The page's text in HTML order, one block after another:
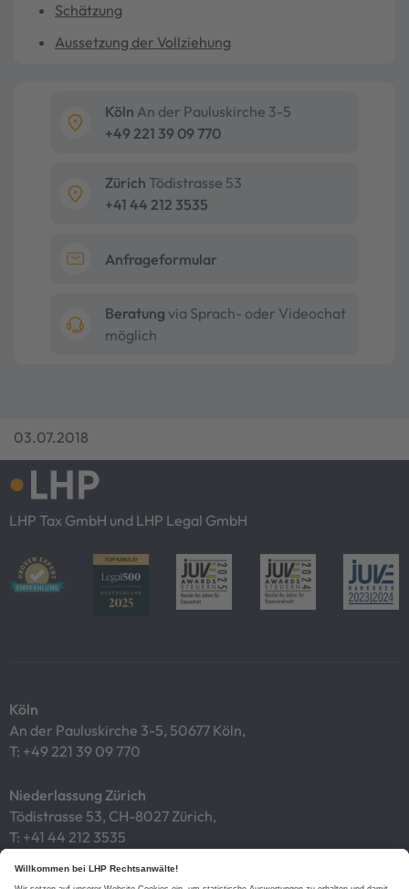
Schätzung
Aussetzung der Vollziehung
Köln An der Pauluskirche 3-5
+49 221 39 09 770
Zürich Tödistrasse 53
+41 44 212 3535
Anfrageformular
Beratung via Sprach- oder Videochat
möglich
03.07.2018
LHP Tax GmbH und LHP Legal GmbH
Köln
An der Pauluskirche 3-5, 50677 Köln,
T: +49 221 39 09 770
Niederlassung Zürich
Tödistrasse 53, CH-8027 Zürich,
T: +41 44 212 3535